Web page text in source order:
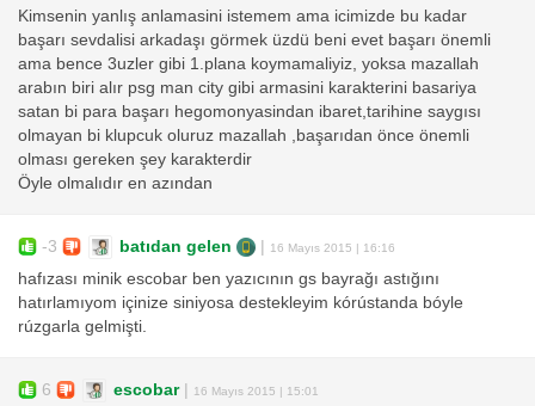
Kimsenin yanlış anlamasini istemem ama icimizde bu kadar
başarı sevdalisi arkadaşı görmek üzdü beni evet başarı önemli
ama bence 3uzler gibi 1.plana koymamaliyiz, yoksa mazallah
arabın biri alır psg man city gibi armasini karakterini basariya
satan bi para başarı hegomonyasindan ibaret,tarihine saygısı
olmayan bi klupcuk oluruz mazallah ,başarıdan önce önemli
olması gereken şey karakterdir
Öyle olmalıdır en azından
-3 batıdan gelen 16 Mayıs 2015 | 16:16
hafızası minik escobar ben yazıcının gs bayrağı astığını
hatırlamıyom içinize siniyosa destekleyim kórústanda bóyle
rúzgarla gelmişti.
6 escobar| 16 Mayıs 2015 | 15:01